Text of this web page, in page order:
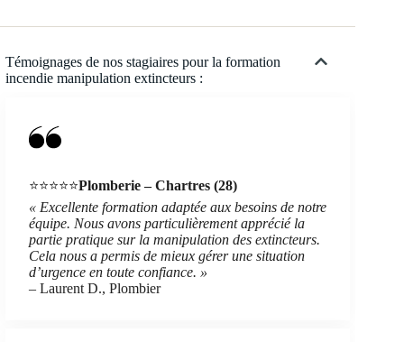
Témoignages de nos stagiaires pour la formation
incendie manipulation extincteurs :
⭐⭐⭐⭐⭐Plomberie – Chartres (28)
« Excellente formation adaptée aux besoins de notre
équipe. Nous avons particulièrement apprécié la
partie pratique sur la manipulation des extincteurs.
Cela nous a permis de mieux gérer une situation
d’urgence en toute confiance. »
– Laurent D., Plombier